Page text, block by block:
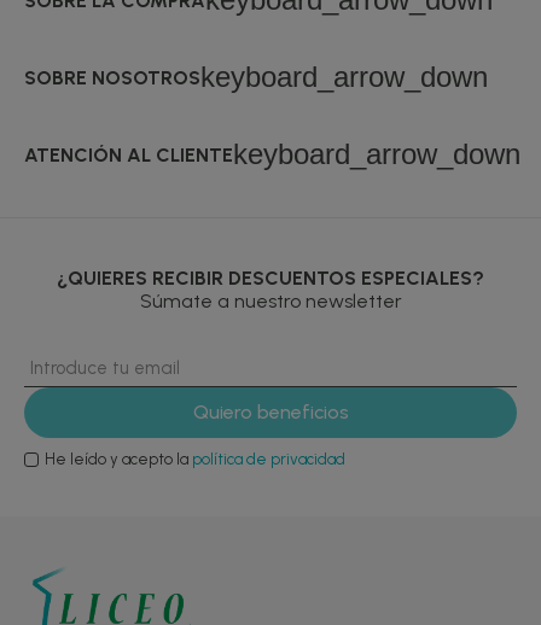
SOBRE NOSOTROSkeyboard_arrow_down
ATENCIÓN AL CLIENTEkeyboard_arrow_down
¿QUIERES RECIBIR DESCUENTOS ESPECIALES?
Súmate a nuestro newsletter
He leído y acepto la política de privacidad